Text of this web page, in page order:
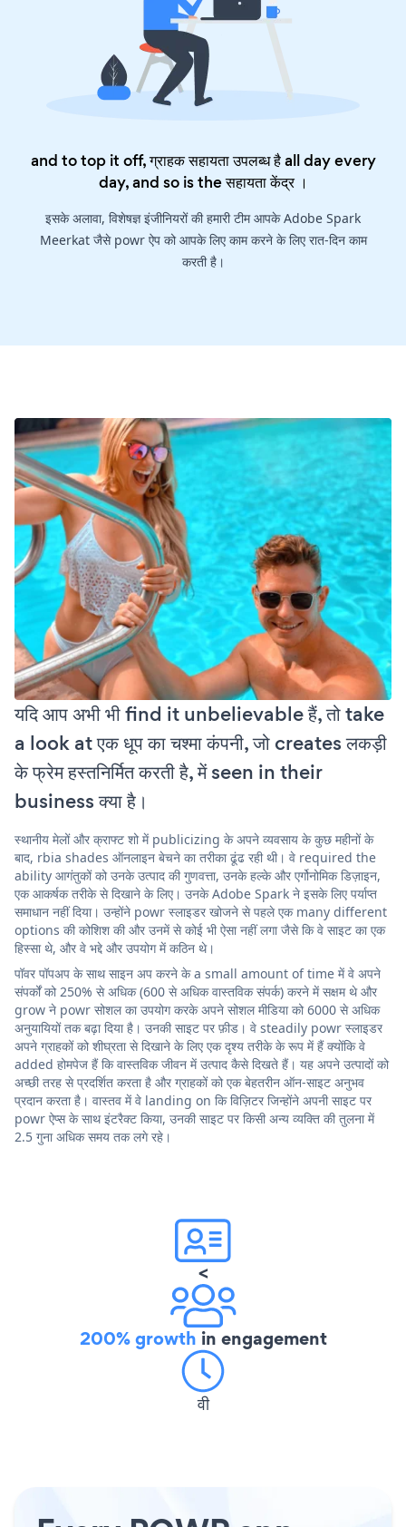
and to top it off, ग्राहक सहायता उपलब्ध है all day every
day, and so is theसहायता केंद्र।
इसके अलावा, विशेषज्ञ इंजीनियरों की हमारी टीम आपके Adobe Spark
Meerkat जैसे powr ऐप को आपके लिए काम करने के लिए रात-दिन काम
करती है।
यदि आप अभी भी find it unbelievable हैं, तो take
a look at एक धूप का चश्मा कंपनी, जो creates लकड़ी
के फ्रेम हस्तनिर्मित करती है, में seen in their
business क्या है।
स्थानीय मेलों और क्राफ्ट शो में publicizing के अपने व्यवसाय के कुछ महीनों के
बाद, rbia shades ऑनलाइन बेचने का तरीका ढूंढ रही थी। वे required the
ability आगंतुकों को उनके उत्पाद की गुणवत्ता, उनके हल्के और एर्गोनोमिक डिज़ाइन,
एक आकर्षक तरीके से दिखाने के लिए। उनके Adobe Spark ने इसके लिए पर्याप्त
समाधान नहीं दिया। उन्होंने powr स्लाइडर खोजने से पहले एक many different
options की कोशिश की और उनमें से कोई भी ऐसा नहीं लगा जैसे कि वे साइट का एक
हिस्सा थे, और वे भद्दे और उपयोग में कठिन थे।
पॉवर पॉपअप के साथ साइन अप करने के a small amount of time में वे अपने
संपर्कों को 250% से अधिक (600 से अधिक वास्तविक संपर्क) करने में सक्षम थे और
grow ने powr सोशल का उपयोग करके अपने सोशल मीडिया को 6000 से अधिक
अनुयायियों तक बढ़ा दिया है। उनकी साइट पर फ़ीड। वे steadily powr स्लाइडर
अपने ग्राहकों को शीघ्रता से दिखाने के लिए एक दृश्य तरीके के रूप में हैं क्योंकि वे
added होमपेज हैं कि वास्तविक जीवन में उत्पाद कैसे दिखते हैं। यह अपने उत्पादों को
अच्छी तरह से प्रदर्शित करता है और ग्राहकों को एक बेहतरीन ऑन-साइट अनुभव
प्रदान करता है। वास्तव में वे landing on कि विज़िटर जिन्होंने अपनी साइट पर
powr ऐप्स के साथ इंटरैक्ट किया, उनकी साइट पर किसी अन्य व्यक्ति की तुलना में
2.5 गुना अधिक समय तक लगे रहे।
<
200% growth in engagement
वी